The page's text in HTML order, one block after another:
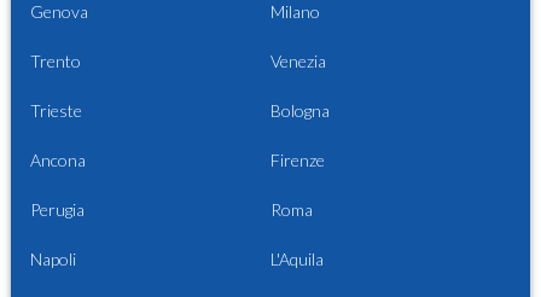
Genova Milano
Trento Venezia
Trieste Bologna
Ancona Firenze
Perugia Roma
Napoli L'Aquila